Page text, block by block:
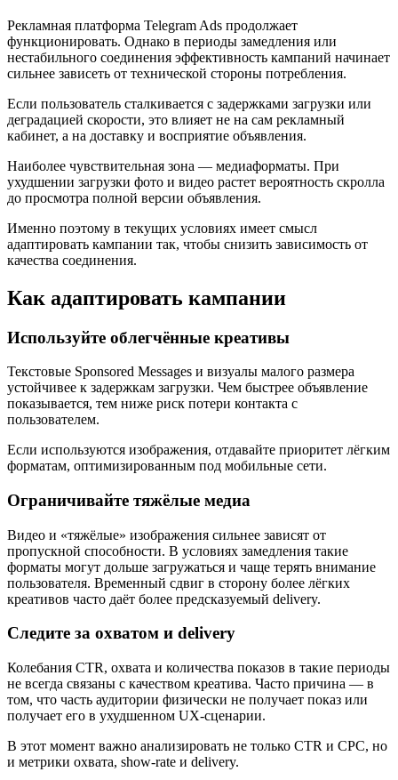
Рекламная платформа Telegram Ads продолжает
функционировать. Однако в периоды замедления или
нестабильного соединения эффективность кампаний начинает
сильнее зависеть от технической стороны потребления.
Если пользователь сталкивается с задержками загрузки или
деградацией скорости, это влияет не на сам рекламный
кабинет, а на доставку и восприятие объявления.
Наиболее чувствительная зона — медиаформаты. При
ухудшении загрузки фото и видео растет вероятность скролла
до просмотра полной версии объявления.
Именно поэтому в текущих условиях имеет смысл
адаптировать кампании так, чтобы снизить зависимость от
качества соединения.
Как адаптировать кампании
Используйте облегчённые креативы
Текстовые Sponsored Messages и визуалы малого размера
устойчивее к задержкам загрузки. Чем быстрее объявление
показывается, тем ниже риск потери контакта с
пользователем.
Если используются изображения, отдавайте приоритет лёгким
форматам, оптимизированным под мобильные сети.
Ограничивайте тяжёлые медиа
Видео и «тяжёлые» изображения сильнее зависят от
пропускной способности. В условиях замедления такие
форматы могут дольше загружаться и чаще терять внимание
пользователя. Временный сдвиг в сторону более лёгких
креативов часто даёт более предсказуемый delivery.
Следите за охватом и delivery
Колебания CTR, охвата и количества показов в такие периоды
не всегда связаны с качеством креатива. Часто причина — в
том, что часть аудитории физически не получает показ или
получает его в ухудшенном UX-сценарии.
В этот момент важно анализировать не только CTR и CPC, но
и метрики охвата, show-rate и delivery.